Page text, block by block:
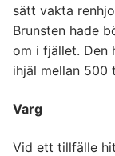
sätt vakta
Brunsten hade
om i fjället. Den
ihjäl mellan 500
Varg
Vid ett tillfälle